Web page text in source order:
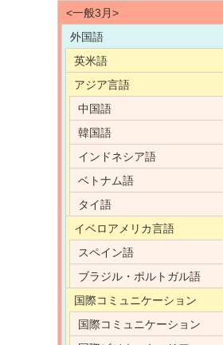
<一般3月>
外国語
英米語
アジア言語
中国語
韓国語
インドネシア語
ベトナム語
タイ語
イベロアメリカ言語
スペイン語
ブラジル・ポルトガル語
国際コミュニケーション
国際コミュニケーション